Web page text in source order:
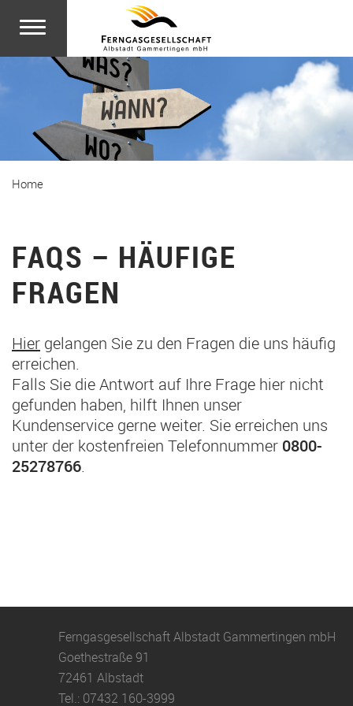
Zum Hauptinhalt springen
Home
FAQS – HÄUFIGE
FRAGEN
Hier gelangen Sie zu den Fragen die uns häufig
erreichen.
Falls Sie die Antwort auf Ihre Frage hier nicht
gefunden haben, hilft Ihnen unser
Kundenservice gerne weiter. Sie erreichen uns
unter der kostenfreien Telefonnummer 0800-
25278766.
Ferngasgesellschaft Albstadt Gammertingen mbH
Goethestraße 91
72461 Albstadt
Tel.: 07432 160-3999